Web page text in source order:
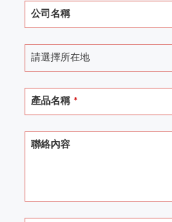
Email
Address
公司名稱
請選擇所在地
產品名稱 *
聯絡內容